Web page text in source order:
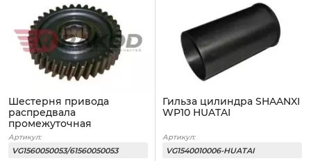
Шестерня привода
распредвала
промежуточная
WD615/WP10
Артикул:
VG1560050053/61560050053
Гильза цилиндра SHAANXI
WP10 HUATAI
Артикул:
VG1540010006-HUATAI